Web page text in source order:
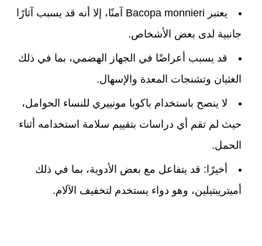
يعتبر Bacopa monnieri آمنًا، إلا أنه قد يسبب آثارًا
جانبية لدى بعض الأشخاص.
قد يسبب أعراضًا في الجهاز الهضمي، بما في ذلك
الغثيان وتشنجات المعدة والإسهال.
لا ينصح باستخدام باكوبا مونييري للنساء الحوامل،
حيث لم تقم أي دراسات بتقييم سلامة استخدامه أثناء
الحمل.
أخيرًا: قد يتفاعل مع بعض الأدوية، بما في ذلك
أميتريبتيلين، وهو دواء يستخدم لتخفيف الآلام.